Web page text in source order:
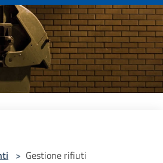
> Gestione rifiuti